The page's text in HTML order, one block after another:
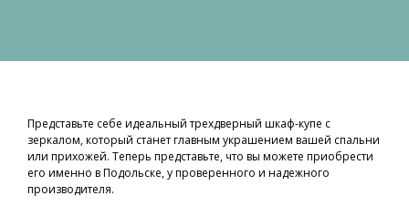
Представьте себе идеальный трехдверный шкаф-купе с
зеркалом, который станет главным украшением вашей спальни
или прихожей. Теперь представьте, что вы можете приобрести
его именно в Подольске, у проверенного и надежного
производителя.